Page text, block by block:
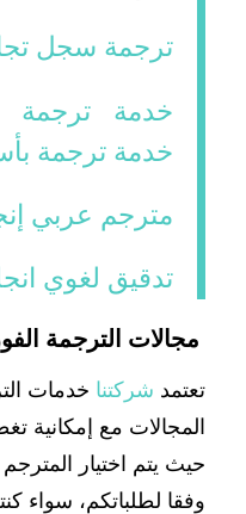
ترجمة سجل
خدمة
خدمة ترجمة
مترجم عربي
تدقيق لغوي
مجالات الترجمة
تعتمد شركتنا خدمات
المجالات مع إمكانية
حيث يتم اختيار
وفقا لطلباتكم، سواء